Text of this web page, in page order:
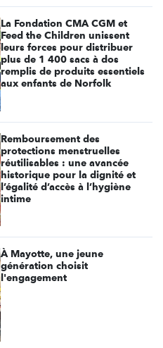
La Fondation CMA CGM et
Feed the Children unissent
leurs forces pour distribuer
plus de 1 400 sacs à dos
remplis de produits essentiels
aux enfants de Norfolk
Remboursement des
protections menstruelles
réutilisables : une avancée
historique pour la dignité et
l’égalité d’accès à l’hygiène
intime
À Mayotte, une jeune
génération choisit
l'engagement